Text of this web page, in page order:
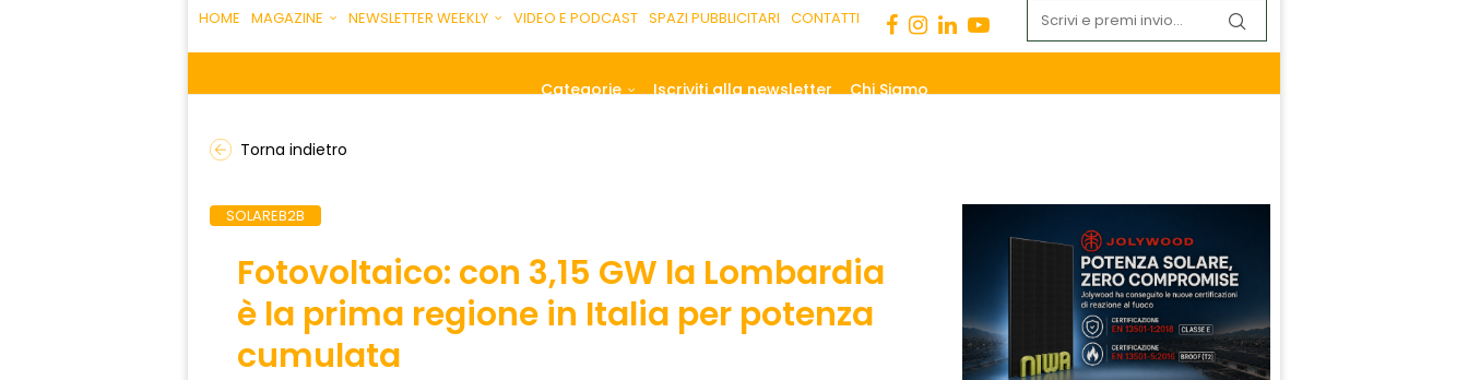
HOME MAGAZINE NEWSLETTER WEEKLY VIDEO E PODCAST SPAZI PUBBLICITARI CONTATTI
Categorie Iscriviti alla newsletter Chi Siamo
Torna indietro
SOLAREB2B
Fotovoltaico: con 3,15 GW la Lombardia
è la prima regione in Italia per potenza
cumulata